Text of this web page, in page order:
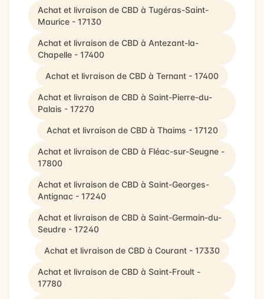
Achat et livraison de CBD à Tugéras-Saint-
Maurice - 17130
Achat et livraison de CBD à Antezant-la-
Chapelle - 17400
Achat et livraison de CBD à Ternant - 17400
Achat et livraison de CBD à Saint-Pierre-du-
Palais - 17270
Achat et livraison de CBD à Thaims - 17120
Achat et livraison de CBD à Fléac-sur-Seugne -
17800
Achat et livraison de CBD à Saint-Georges-
Antignac - 17240
Achat et livraison de CBD à Saint-Germain-du-
Seudre - 17240
Achat et livraison de CBD à Courant - 17330
Achat et livraison de CBD à Saint-Froult -
17780